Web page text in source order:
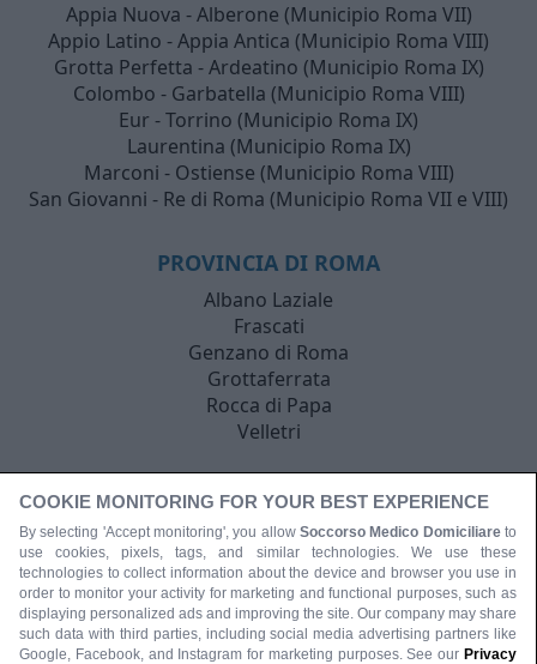
Appia Nuova - Alberone (Municipio Roma VII)
Appio Latino - Appia Antica (Municipio Roma VIII)
Grotta Perfetta - Ardeatino (Municipio Roma IX)
Colombo - Garbatella (Municipio Roma VIII)
Eur - Torrino (Municipio Roma IX)
Laurentina (Municipio Roma IX)
Marconi - Ostiense (Municipio Roma VIII)
San Giovanni - Re di Roma (Municipio Roma VII e VIII)
PROVINCIA DI ROMA
Albano Laziale
Frascati
Genzano di Roma
Grottaferrata
Rocca di Papa
Velletri
COOKIE MONITORING FOR YOUR BEST EXPERIENCE
By selecting 'Accept monitoring', you allow Soccorso Medico Domiciliare to
use cookies, pixels, tags, and similar technologies. We use these
technologies to collect information about the device and browser you use in
order to monitor your activity for marketing and functional purposes, such as
displaying personalized ads and improving the site. Our company may share
such data with third parties, including social media advertising partners like
Google, Facebook, and Instagram for marketing purposes. See our Privacy